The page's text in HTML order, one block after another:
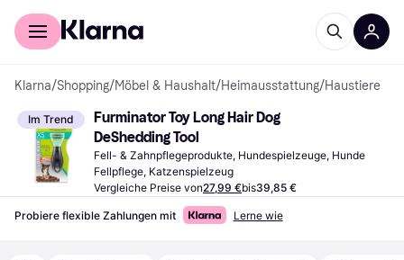
Für Shopper
Klarna/Shopping/Möbel & Haushalt/Heimausstattung/Haustiere
Im Trend
Furminator Toy Long Hair Dog
DeShedding Tool
Fell- & Zahnpflegeprodukte, Hundespielzeuge, Hunde
Fellpflege, Katzenspielzeug
Vergleiche Preise von27,99 €bis39,85 €
Probiere flexible Zahlungen mit Lerne wie